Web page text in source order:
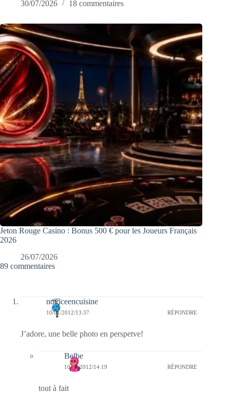
30/07/2026
18 commentaires
Jeton Rouge Casino : Bonus 500 € pour les Joueurs Français
2026
26/07/2026
89 commentaires
noviceencuisine
10/01/2012/13:37 RÉPONDRE
J’adore, une belle photo en perspetve!
Belbe
10/01/2012/14:19 RÉPONDRE
tout à fait